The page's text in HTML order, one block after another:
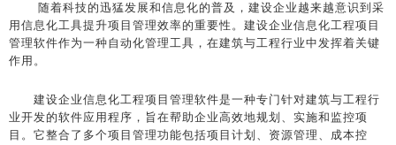
随着科技的迅猛发展和信息化的普及，建设企业越来越意识到采
用信息化工具提升项目管理效率的重要性。建设企业信息化工程项目
管理软件作为一种自动化管理工具，在建筑与工程行业中发挥着关键
作用。
建设企业信息化工程项目管理软件是一种专门针对建筑与工程行
业开发的软件应用程序，旨在帮助企业高效地规划、实施和监控项
目。它整合了多个项目管理功能包括项目计划、资源管理、成本控